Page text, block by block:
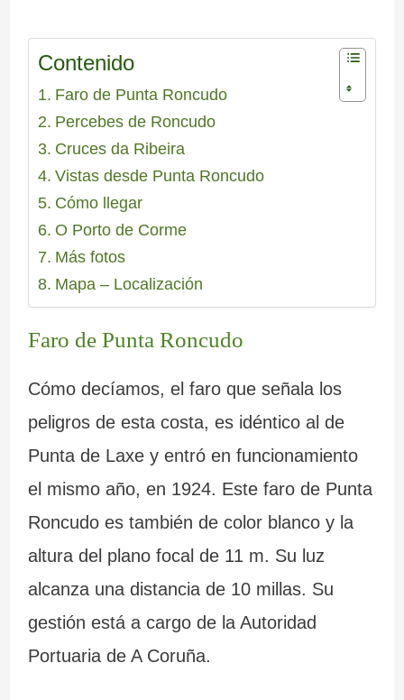
Contenido
Faro de Punta Roncudo
Percebes de Roncudo
Cruces da Ribeira
Vistas desde Punta Roncudo
Cómo llegar
O Porto de Corme
Más fotos
Mapa – Localización
Faro de Punta Roncudo
Cómo decíamos, el faro que señala los
peligros de esta costa, es idéntico al de
Punta de Laxe y entró en funcionamiento
el mismo año, en 1924. Este faro de Punta
Roncudo es también de color blanco y la
altura del plano focal de 11 m. Su luz
alcanza una distancia de 10 millas. Su
gestión está a cargo de la Autoridad
Portuaria de A Coruña.